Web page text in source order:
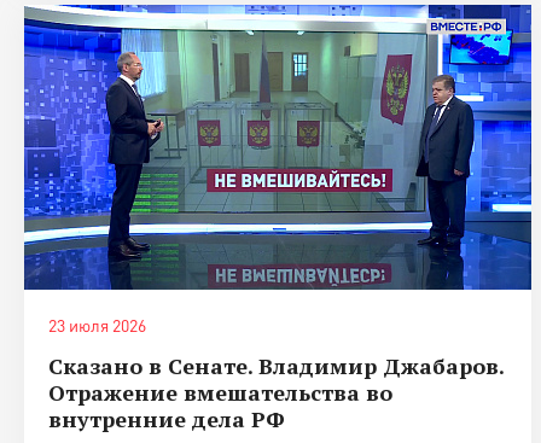
23 июля 2026
Сказано в Сенате. Владимир Джабаров.
Отражение вмешательства во
внутренние дела РФ